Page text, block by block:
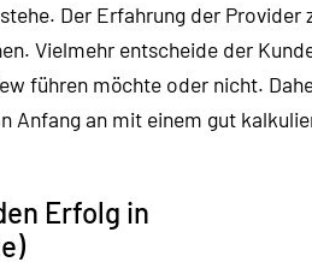
Der Erfahrung der
Vielmehr entscheide der
führen möchte oder nicht.
Anfang an mit einem gut
Erfolg in